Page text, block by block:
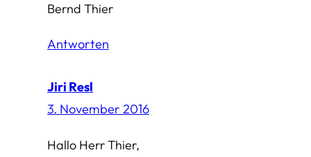
Bernd Thier
Antworten
Jiri Resl
3. November 2016
Hallo Herr Thier,